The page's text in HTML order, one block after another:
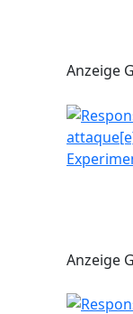
Anzeige
Anzeige